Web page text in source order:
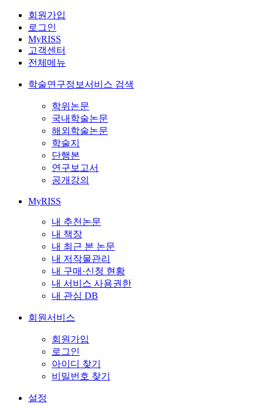
회원가입
로그인
MyRISS
고객센터
전체메뉴
학술연구정보서비스 검색
학위논문
국내학술논문
해외학술논문
학술지
단행본
연구보고서
공개강의
MyRISS
내 추천논문
내 책장
내 최근 본 논문
내 저작물관리
내 구매·신청 현황
내 서비스 사용권한
내 관심 DB
회원서비스
회원가입
로그인
아이디 찾기
비밀번호 찾기
설정